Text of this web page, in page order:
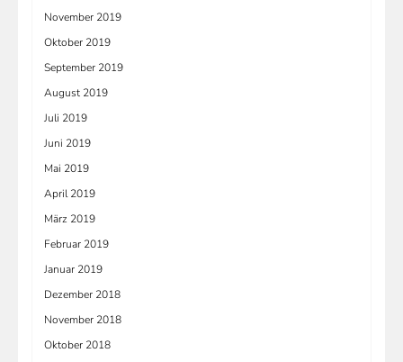
November 2019
Oktober 2019
September 2019
August 2019
Juli 2019
Juni 2019
Mai 2019
April 2019
März 2019
Februar 2019
Januar 2019
Dezember 2018
November 2018
Oktober 2018